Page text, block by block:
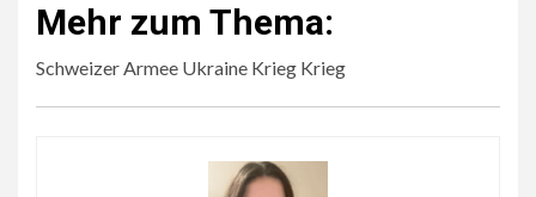
Mehr zum Thema:
Schweizer Armee Ukraine Krieg Krieg